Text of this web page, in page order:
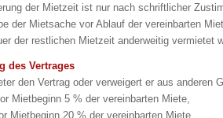
der Mietzeit ist nur nach schriftlicher
der Mietsache vor Ablauf der vereinbarten
der restlichen Mietzeit anderweitig vermietet
des Vertrages
den Vertrag oder verweigert er aus anderen
Mietbeginn 5 % der vereinbarten Miete,
Mietbeginn 20 % der vereinbarten Miete,